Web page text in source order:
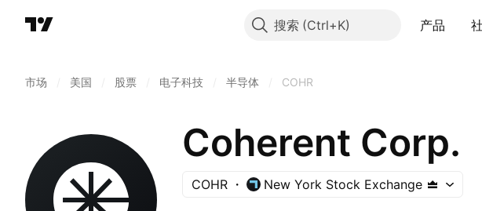
搜索 产品
市场 美国 股票 电子科技 半导体 COHR
Coherent Corp.
COHR New York Stock Exchange